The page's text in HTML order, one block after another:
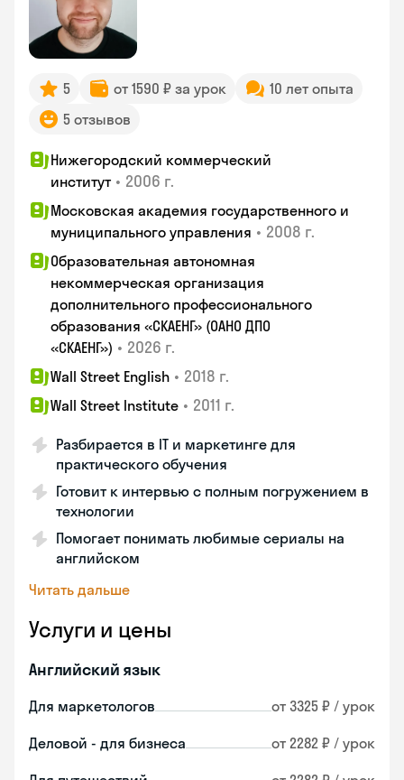
5 от 1590 ₽ за урок
10 лет опыта
5 отзывов
Нижегородский коммерческий
институт • 2006 г.
Московская академия государственного и
муниципального управления • 2008 г.
Образовательная автономная
некоммерческая организация
дополнительного профессионального
образования «СКАЕНГ» (ОАНО ДПО
«СКАЕНГ») • 2026 г.
Wall Street English • 2018 г.
Wall Street Institute • 2011 г.
Разбирается в IT и маркетинге для
практического обучения
Готовит к интервью с полным погружением в
технологии
Помогает понимать любимые сериалы на
английском
Читать дальше
Услуги и цены
Английский язык
Для маркетологов от 3325 ₽ / урок
Деловой - для бизнеса от 2282 ₽ / урок